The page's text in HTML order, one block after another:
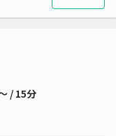
/ 15分